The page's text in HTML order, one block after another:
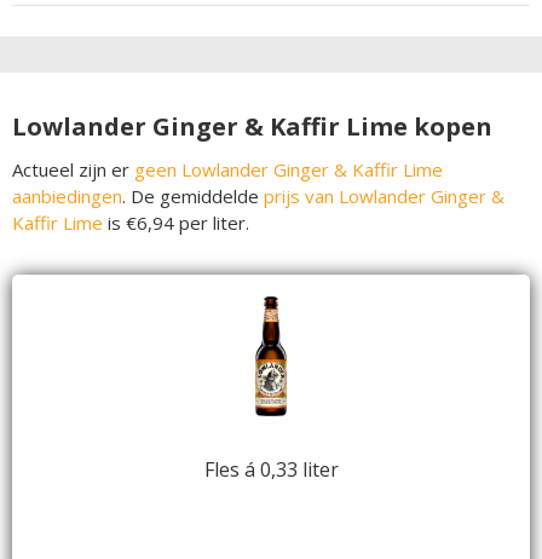
Lowlander Ginger & Kaffir Lime kopen
Actueel zijn er geen Lowlander Ginger & Kaffir Lime
aanbiedingen. De gemiddelde prijs van Lowlander Ginger &
Kaffir Lime is €6,94 per liter.
Fles á 0,33 liter